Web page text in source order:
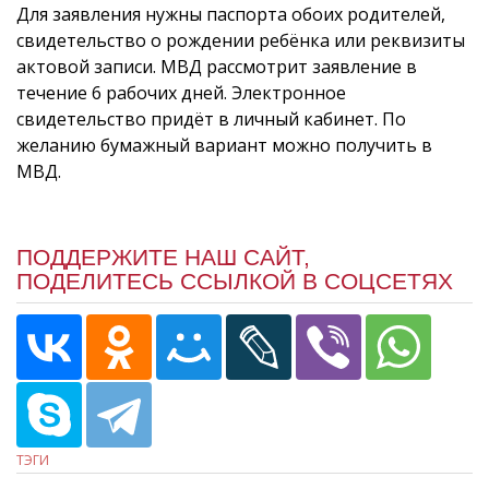
Для заявления нужны паспорта обоих родителей,
свидетельство о рождении ребёнка или реквизиты
актовой записи. МВД рассмотрит заявление в
течение 6 рабочих дней. Электронное
свидетельство придёт в личный кабинет. По
желанию бумажный вариант можно получить в
МВД.
ПОДДЕРЖИТЕ НАШ САЙТ,
ПОДЕЛИТЕСЬ ССЫЛКОЙ В СОЦСЕТЯХ
ТЭГИ